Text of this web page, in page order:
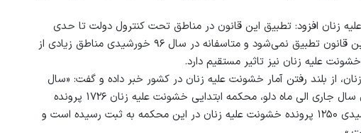
زنان افزود: تطبیق این قانون در مناطق تحت کنترول دولت تا حدی
موفقیت‌آمیز بوده ولی مناطقی‌که از کنترول دولت خارج است این قانون تطبیق نمی‌شود و متاسفانه در سال ۹۶ خورشیدی مناطق زیادی از
علیه زنان نیز تاثیر مستقیم دارد.
از بلند رفتن آمار خشونت علیه زنان در کشور خبر داده و گفت: «سال
۱۳۹۶ خشونت‌بارترین سال برای زنان افغانستان است که از اول سال جاری الی ماه دلو، محکمه ابتدایی خشونت علیه زنان ۱۷۲۶ پرونده
خشونت را به ثبت رسانده است، در حالی‌که سال گذشته خورشیدی ۱۲۵۰ پرونده خشونت علیه زنان در این محکمه به ثبت رسیده است و